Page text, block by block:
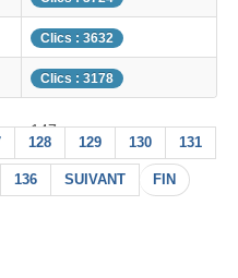
Clics : 3632
Clics : 3178
sur 147
128 129 130 131
136 SUIVANT FIN